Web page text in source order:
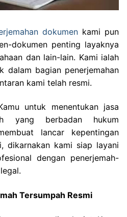
dokumenkami pun
dokumen penting layaknya
dan lain-lain. Kami ialah
dalam bagian penerjemahan
kami telah resmi.
untuk menentukan jasa
yang berbadan hukum
lancar kepentingan
dikarnakan kami siap layani
dengan penerjemah-
Tersumpah Resmi